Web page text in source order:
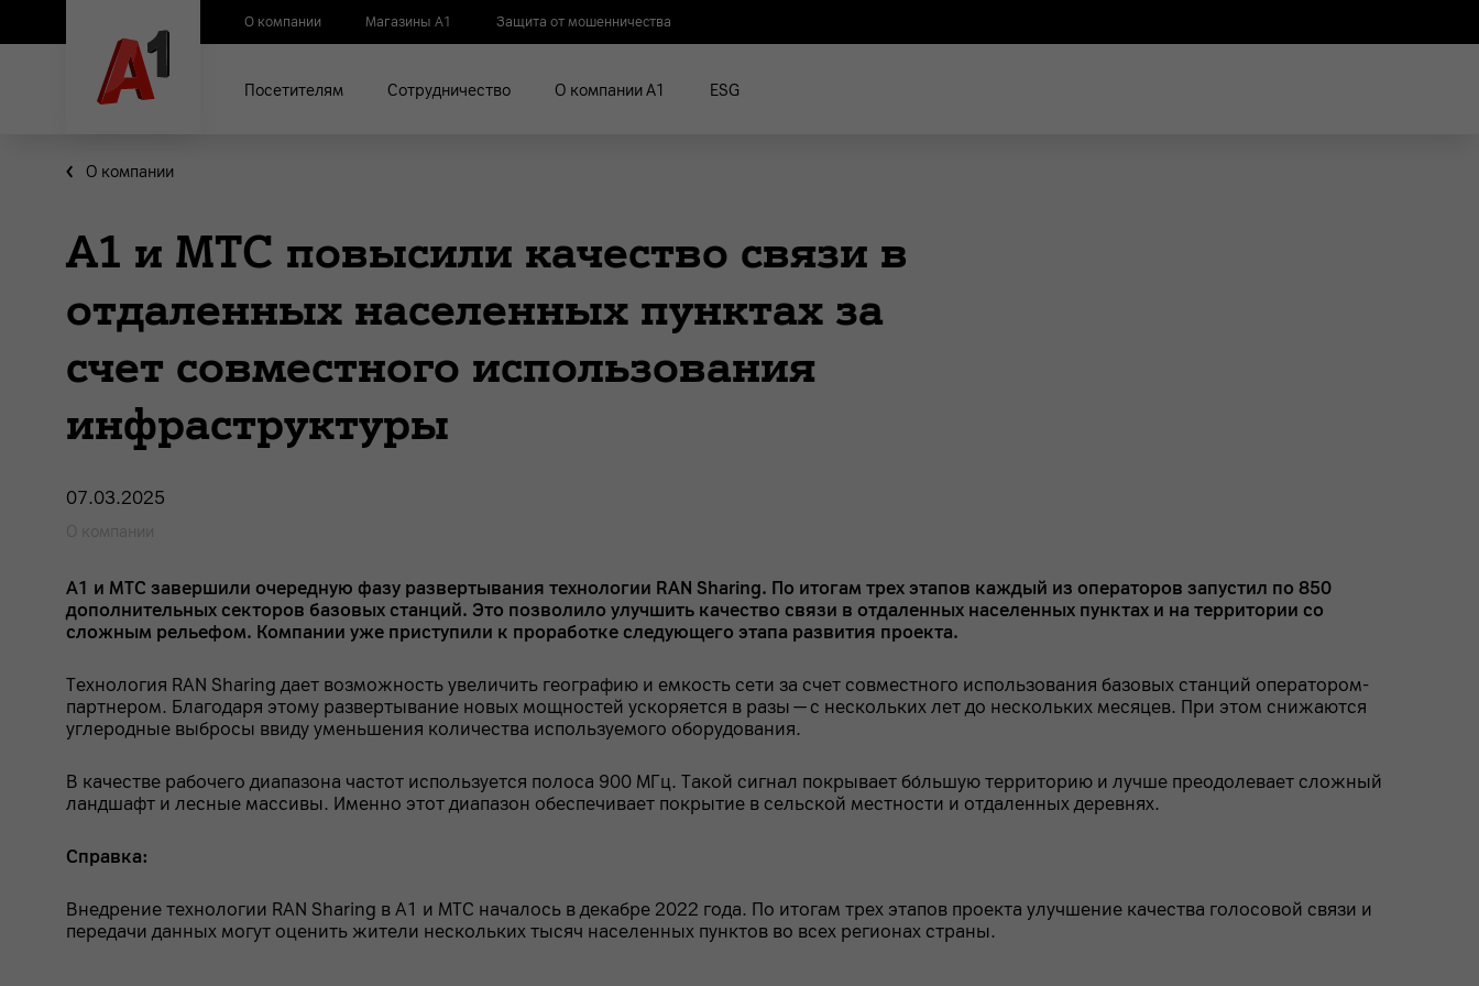
О компании Магазины А1 Защита от мошенничества
Посетителям Сотрудничество О компании А1 ESG
О компании
А1 и МТС повысили качество связи в
отдаленных населенных пунктах за
счет совместного использования
инфраструктуры
07.03.2025
А1 и МТС завершили очередную фазу развертывания технологии RAN Sharing. По итогам трех этапов каждый из операторов запустил по 850
дополнительных секторов базовых станций. Это позволило улучшить качество связи в отдаленных населенных пунктах и на территории со
сложным рельефом. Компании уже приступили к проработке следующего этапа развития проекта.
Технология RAN Sharing дает возможность увеличить географию и емкость сети за счет совместного использования базовых станций оператором-
партнером. Благодаря этому развертывание новых мощностей ускоряется в разы — с нескольких лет до нескольких месяцев. При этом снижаются
углеродные выбросы ввиду уменьшения количества используемого оборудования.
В качестве рабочего диапазона частот используется полоса 900 МГц. Такой сигнал покрывает бо́льшую территорию и лучше преодолевает сложный
ландшафт и лесные массивы. Именно этот диапазон обеспечивает покрытие в сельской местности и отдаленных деревнях.
Справка:
Внедрение технологии RAN Sharing в А1 и МТС началось в декабре 2022 года. По итогам трех этапов проекта улучшение качества голосовой связи и
передачи данных могут оценить жители нескольких тысяч населенных пунктов во всех регионах страны.